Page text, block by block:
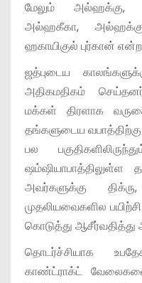
மேலும் அல்ஹக்கு,
அல்ஹகீகா,
ஹகாயிகுல் புர்கான்
ஜத்புடைய
அதிகமதிகம்
மக்கள் திரளாக
தங்களுடைய வபாத்திற்கு
பல
அவர்களுக்கு திக்ரு,
முதலியவைகளில
கொடுத்து ஆசீர்வதித்து
தொடர்ச்சியாக
காண்ட்ராக்ட்